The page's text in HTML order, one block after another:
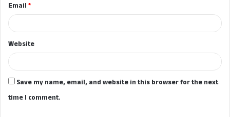
Email*
Website
Save my name, email, and website in this browser for the next
time I comment.